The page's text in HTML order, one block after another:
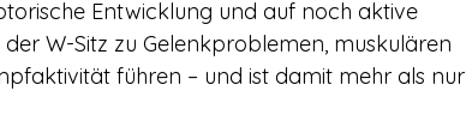
Entwicklung und auf noch aktive
W-Sitz zu Gelenkproblemen, muskulären
führen – und ist damit mehr als nur